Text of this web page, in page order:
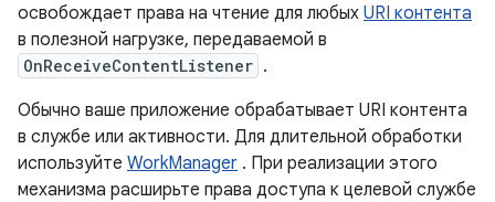
освобождает права на чтение для любых URI контента
в полезной нагрузке, передаваемой в
OnReceiveContentListener .
Обычно ваше приложение обрабатывает URI контента
в службе или активности. Для длительной обработки
используйте WorkManager . При реализации этого
механизма расширьте права доступа к целевой службе